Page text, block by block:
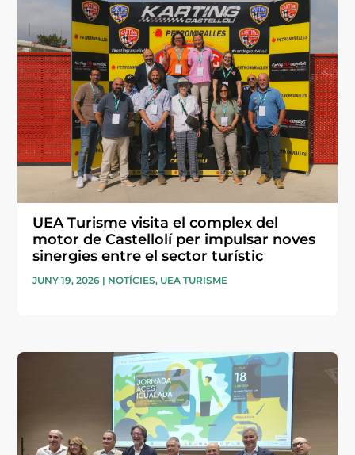
UEA Turisme visita el complex del
motor de Castellolí per impulsar noves
sinergies entre el sector turístic
JUNY 19, 2026 | NOTÍCIES, UEA TURISME